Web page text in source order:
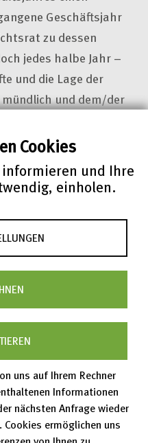
Cookies
und Ihre
einholen.
uns auf Ihrem Rechner
Informationen
nächsten Anfrage wieder
ermöglichen uns
Geschäftsjahr
zu dessen
jedes halbe Jahr –
und die Lage der
und dem/der
darüber hinaus
der
(PCGK